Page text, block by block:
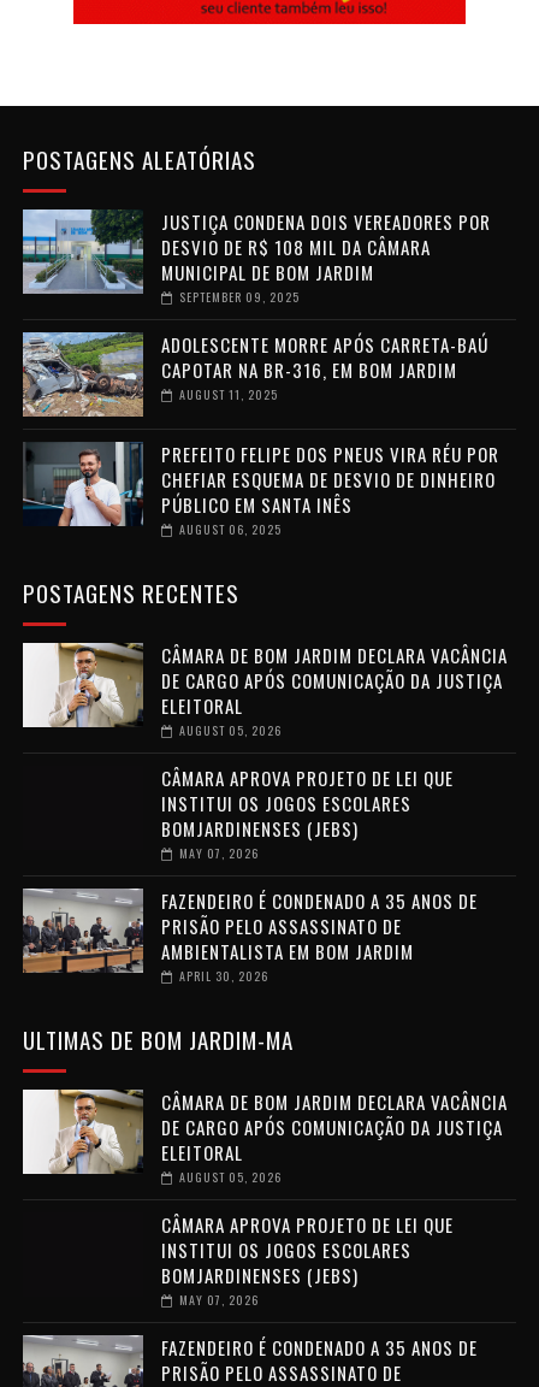
POSTAGENS ALEATÓRIAS
JUSTIÇA CONDENA DOIS VEREADORES POR
DESVIO DE R$ 108 MIL DA CÂMARA
MUNICIPAL DE BOM JARDIM
SEPTEMBER 09, 2025
ADOLESCENTE MORRE APÓS CARRETA-BAÚ
CAPOTAR NA BR-316, EM BOM JARDIM
AUGUST 11, 2025
PREFEITO FELIPE DOS PNEUS VIRA RÉU POR
CHEFIAR ESQUEMA DE DESVIO DE DINHEIRO
PÚBLICO EM SANTA INÊS
AUGUST 06, 2025
POSTAGENS RECENTES
CÂMARA DE BOM JARDIM DECLARA VACÂNCIA
DE CARGO APÓS COMUNICAÇÃO DA JUSTIÇA
ELEITORAL
AUGUST 05, 2026
CÂMARA APROVA PROJETO DE LEI QUE
INSTITUI OS JOGOS ESCOLARES
BOMJARDINENSES (JEBS)
MAY 07, 2026
FAZENDEIRO É CONDENADO A 35 ANOS DE
PRISÃO PELO ASSASSINATO DE
AMBIENTALISTA EM BOM JARDIM
APRIL 30, 2026
ULTIMAS DE BOM JARDIM-MA
CÂMARA DE BOM JARDIM DECLARA VACÂNCIA
DE CARGO APÓS COMUNICAÇÃO DA JUSTIÇA
ELEITORAL
AUGUST 05, 2026
CÂMARA APROVA PROJETO DE LEI QUE
INSTITUI OS JOGOS ESCOLARES
BOMJARDINENSES (JEBS)
MAY 07, 2026
FAZENDEIRO É CONDENADO A 35 ANOS DE
PRISÃO PELO ASSASSINATO DE